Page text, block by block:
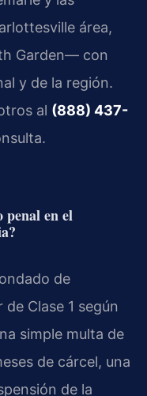
área,
Garden— con
y de la región.
al (888) 437-
penal en el
de
Clase 1 según
simple multa de
de cárcel, una
de la